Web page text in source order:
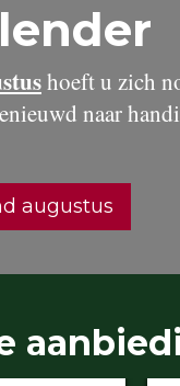
hoeft u zich
naar
augustus